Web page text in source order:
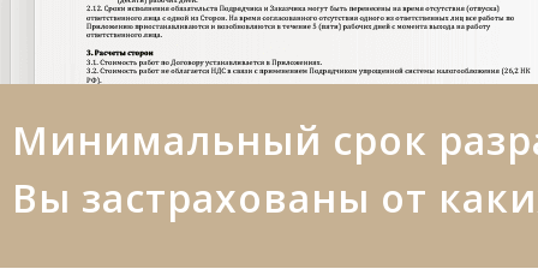
Минимальный срок
Вы застрахованы от